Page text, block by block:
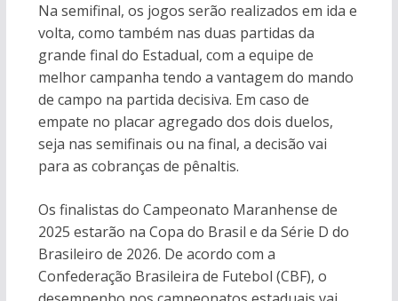
Na semifinal, os jogos serão realizados em ida e
volta, como também nas duas partidas da
grande final do Estadual, com a equipe de
melhor campanha tendo a vantagem do mando
de campo na partida decisiva. Em caso de
empate no placar agregado dos dois duelos,
seja nas semifinais ou na final, a decisão vai
para as cobranças de pênaltis.
Os finalistas do Campeonato Maranhense de
2025 estarão na Copa do Brasil e da Série D do
Brasileiro de 2026. De acordo com a
Confederação Brasileira de Futebol (CBF), o